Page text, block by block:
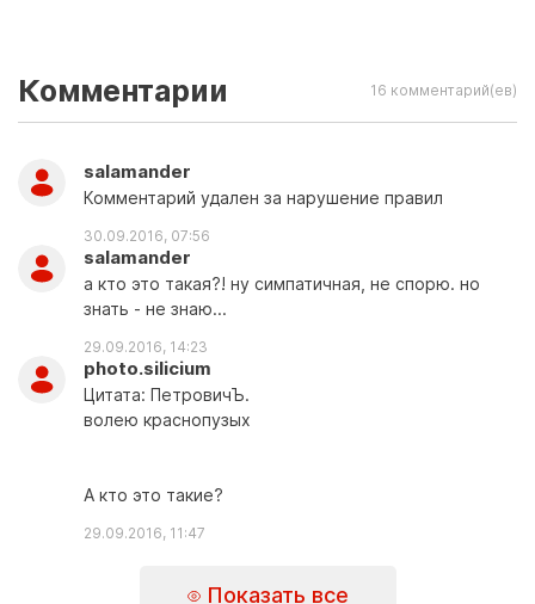
Комментарии 16 комментарий(ев)
salamander
Комментарий удален за нарушение правил
30.09.2016, 07:56
salamander
а кто это такая?! ну симпатичная, не спорю. но
знать - не знаю...
29.09.2016, 14:23
photo.silicium
Цитата: ПетровичЪ.
волею краснопузых
А кто это такие?
29.09.2016, 11:47
Показать все